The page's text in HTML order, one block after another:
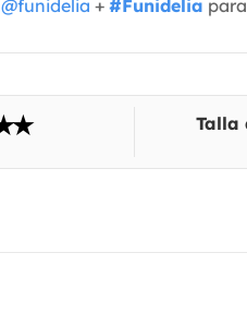
@funidelia + #Funidelia
Talla